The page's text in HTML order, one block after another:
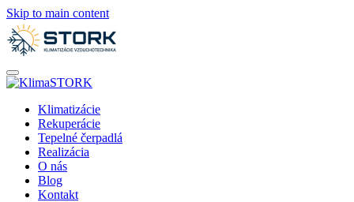
Skip to main content
Klimatizácie
Rekuperácie
Tepelné čerpadlá
Realizácia
O nás
Blog
Kontakt